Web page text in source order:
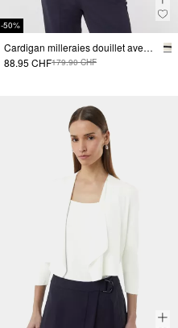
-50%
Cardigan milleraies douillet avec capuche
88.95 CHF179.90 CHF